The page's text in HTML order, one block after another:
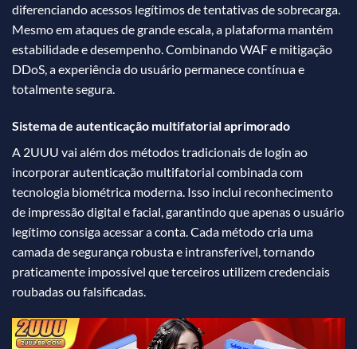
diferenciando acessos legítimos de tentativas de sobrecarga.
Mesmo em ataques de grande escala, a plataforma mantém
estabilidade e desempenho. Combinando WAF e mitigação
DDoS, a experiência do usuário permanece contínua e
totalmente segura.
Sistema de autenticação multifatorial aprimorado
A 2UUU vai além dos métodos tradicionais de login ao
incorporar autenticação multifatorial combinada com
tecnologia biométrica moderna. Isso inclui reconhecimento
de impressão digital e facial, garantindo que apenas o usuário
legítimo consiga acessar a conta. Cada método cria uma
camada de segurança robusta e intransferível, tornando
praticamente impossível que terceiros utilizem credenciais
roubadas ou falsificadas.